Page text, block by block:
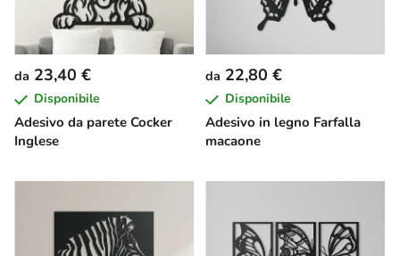
Adesivo da parete Cocker
Inglese
da 23,40 €
Disponibile
Adesivo in legno Farfalla
macaone
da 22,80 €
Disponibile